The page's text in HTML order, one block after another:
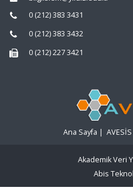
0 (212) 383 3431
0 (212) 383 3432
0 (212) 227 3421
Ana Sayfa |
Akademik Veri
Abis